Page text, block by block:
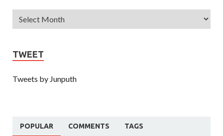
TWEET
Tweets by Junputh
POPULAR COMMENTS TAGS